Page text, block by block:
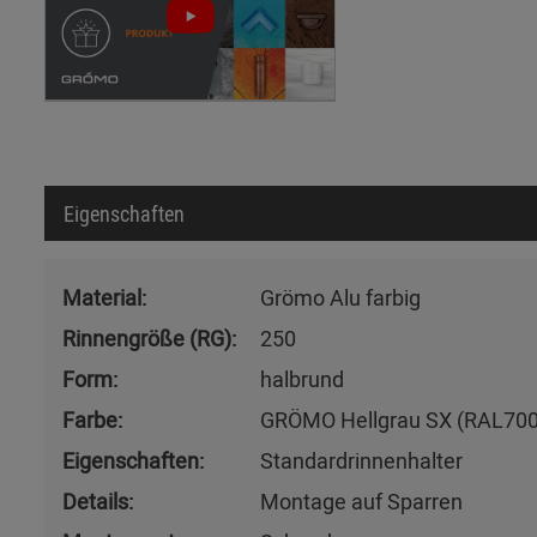
Eigenschaften
Material:
Grömo Alu farbig
Rinnengröße (RG):
250
Form:
halbrund
Farbe:
GRÖMO Hellgrau SX
Eigenschaften:
Standardrinnenhalter
Details:
Montage auf Sparren